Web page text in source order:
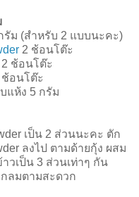
ม (สำหรับ 2 แบบนะคะ)
2 ช้อนโต๊ะ
ช้อนโต๊ะ
ช้อนโต๊ะ
แห้ง 5 กรัม
เป็น 2 ส่วนนะคะ ตัก
ลงไป ตามด้ายกุ้ง ผสม
วเป็น 3 ส่วนเท่าๆ กัน
กลมตามสะดวก